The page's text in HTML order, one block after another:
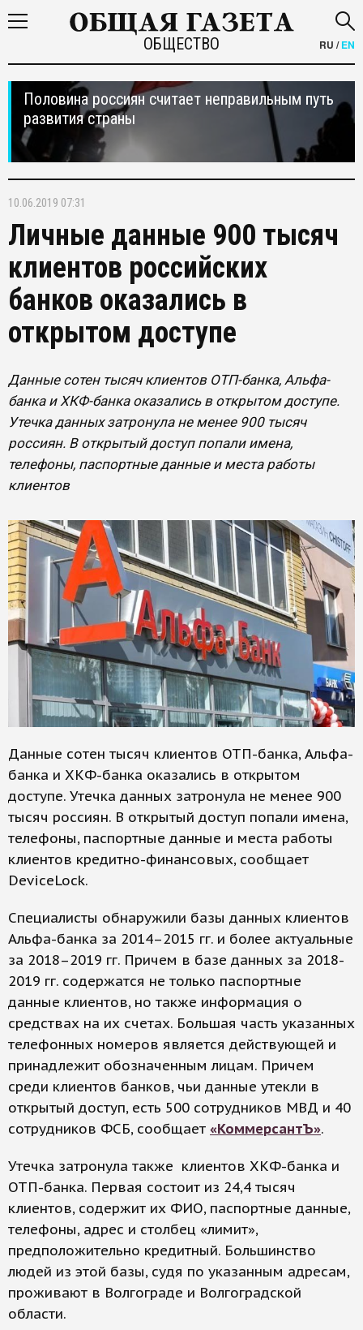
ОБЩЕСТВО RU /EN
Половина россиян считает неправильным путь
развития страны
10.06.2019 07:31
Личные данные 900 тысяч
клиентов российских
банков оказались в
открытом доступе
Данные сотен тысяч клиентов ОТП-банка, Альфа-
банка и ХКФ-банка оказались в открытом доступе.
Утечка данных затронула не менее 900 тысяч
россиян. В открытый доступ попали имена,
телефоны, паспортные данные и места работы
клиентов
Данные сотен тысяч клиентов ОТП-банка, Альфа-
банка и ХКФ-банка оказались в открытом
доступе. Утечка данных затронула не менее 900
тысяч россиян. В открытый доступ попали имена,
телефоны, паспортные данные и места работы
клиентов кредитно-финансовых, сообщает
DeviceLock.
Специалисты обнаружили базы данных клиентов
Альфа-банка за 2014–2015 гг. и более актуальные
за 2018–2019 гг. Причем в базе данных за 2018-
2019 гг. содержатся не только паспортные
данные клиентов, но также информация о
средствах на их счетах. Большая часть указанных
телефонных номеров является действующей и
принадлежит обозначенным лицам. Причем
среди клиентов банков, чьи данные утекли в
открытый доступ, есть 500 сотрудников МВД и 40
сотрудников ФСБ, сообщает «КоммерсантЪ».
Утечка затронула также клиентов ХКФ-банка и
ОТП-банка. Первая состоит из 24,4 тысяч
клиентов, содержит их ФИО, паспортные данные,
телефоны, адрес и столбец «лимит»,
предположительно кредитный. Большинство
людей из этой базы, судя по указанным адресам,
проживают в Волгограде и Волгоградской
области.